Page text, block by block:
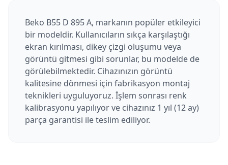
Beko B55 D 895 A, markanın popüler etkileyici
bir modeldir. Kullanıcıların sıkça karşılaştığı
ekran kırılması, dikey çizgi oluşumu veya
görüntü gitmesi gibi sorunlar, bu modelde de
görülebilmektedir. Cihazınızın görüntü
kalitesine dönmesi için fabrikasyon montaj
teknikleri uyguluyoruz. İşlem sonrası renk
kalibrasyonu yapılıyor ve cihazınız 1 yıl (12 ay)
parça garantisi ile teslim ediliyor.